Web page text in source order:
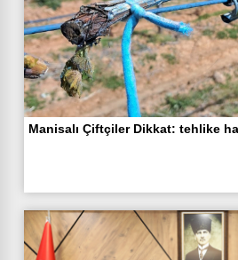
Manisalı Çiftçiler Dikkat: tehlike